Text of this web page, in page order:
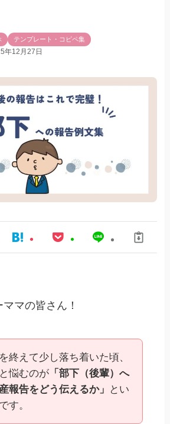
テンプレート・コピペ集
年12月27日
マの皆さん！
終えて少し落ち着いた頃、
悩むのが 「部下（後輩）へ
報告をどう伝えるか」
とい
す。